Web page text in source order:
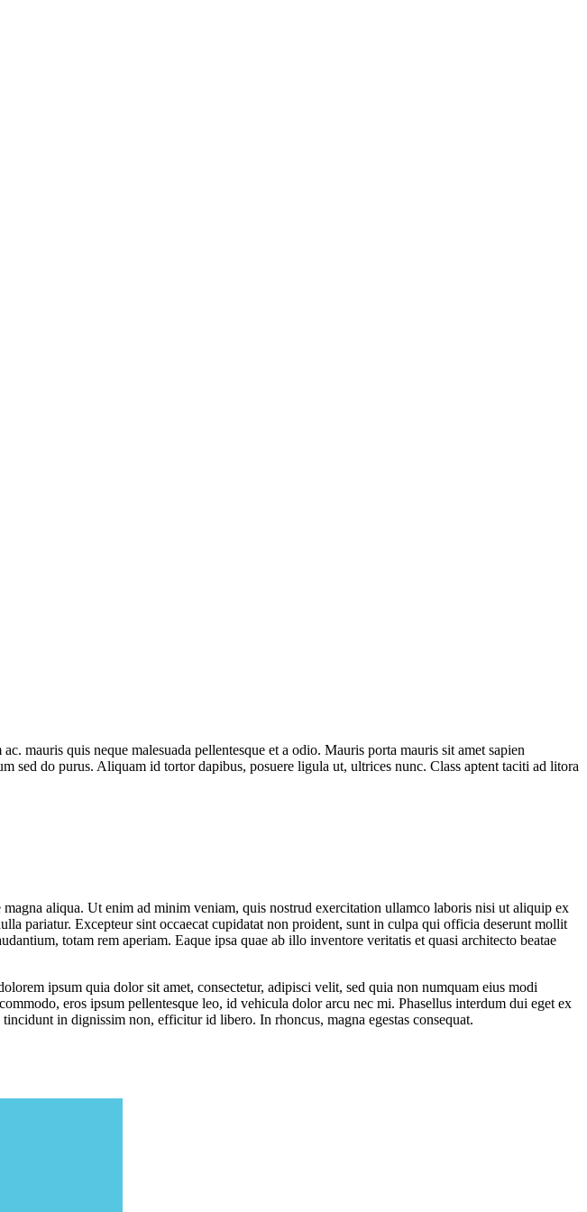
mauris quis neque malesuada pellentesque et a odio. Mauris porta mauris sit amet sapien
sed do purus. Aliquam id tortor dapibus, posuere ligula ut, ultrices nunc. Class aptent taciti ad litora
aliqua. Ut enim ad minim veniam, quis nostrud exercitation ullamco laboris nisi ut aliquip ex
pariatur. Excepteur sint occaecat cupidatat non proident, sunt in culpa qui officia deserunt mollit
totam rem aperiam. Eaque ipsa quae ab illo inventore veritatis et quasi architecto beatae
ipsum quia dolor sit amet, consectetur, adipisci velit, sed quia non numquam eius modi
eros ipsum pellentesque leo, id vehicula dolor arcu nec mi. Phasellus interdum dui eget ex
in dignissim non, efficitur id libero. In rhoncus, magna egestas consequat.